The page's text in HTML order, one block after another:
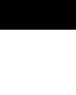
content